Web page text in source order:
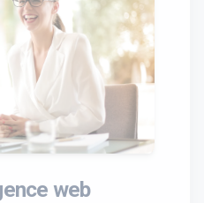
web